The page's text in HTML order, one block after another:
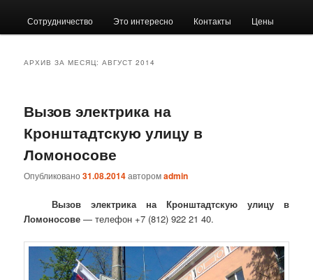
Сотрудничество Это интересно Контакты Цены
АРХИВ ЗА МЕСЯЦ:АВГУСТ 2014
Вызов электрика на
Кронштадтскую улицу в
Ломоносове
Опубликовано31.08.2014авторомadmin
Вызов электрика на Кронштадтскую улицу в
Ломоносове — телефон +7 (812) 922 21 40.